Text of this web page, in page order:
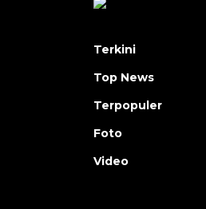
Terkini
Top News
Terpopuler
Foto
Video